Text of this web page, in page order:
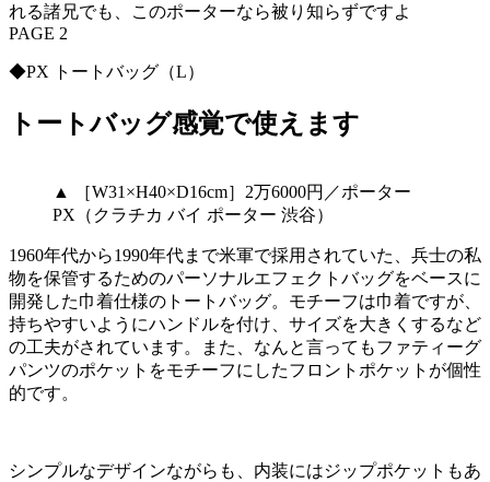
れる諸兄でも、このポーターなら被り知らずですよ
PAGE 2
◆PX トートバッグ（L）
トートバッグ感覚で使えます
▲ ［W31×H40×D16cm］2万6000円／ポーター
PX（クラチカ バイ ポーター 渋谷）
1960年代から1990年代まで米軍で採用されていた、兵士の私
物を保管するためのパーソナルエフェクトバッグをベースに
開発した巾着仕様のトートバッグ。モチーフは巾着ですが、
持ちやすいようにハンドルを付け、サイズを大きくするなど
の工夫がされています。また、なんと言ってもファティーグ
パンツのポケットをモチーフにしたフロントポケットが個性
的です。
シンプルなデザインながらも、内装にはジップポケットもあ